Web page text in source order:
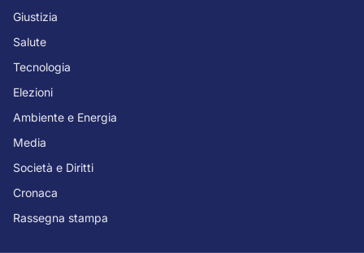
Giustizia
Salute
Tecnologia
Elezioni
Ambiente e Energia
Media
Società e Diritti
Cronaca
Rassegna stampa